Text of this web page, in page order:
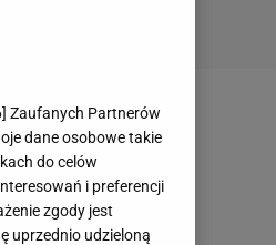
] Zaufanych Partnerów
dane osobowe takie
do celów
i preferencji
zgody jest
uprzednio udzieloną